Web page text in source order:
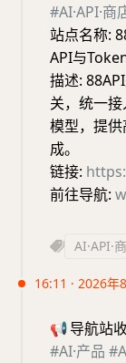
#AI·API·商
站点名称:
API与
描述:
关，统一
模型，提
成。
链接:
前往导航:
AI·API·
16:11 · 2026年
📢导航站
#AI·产品